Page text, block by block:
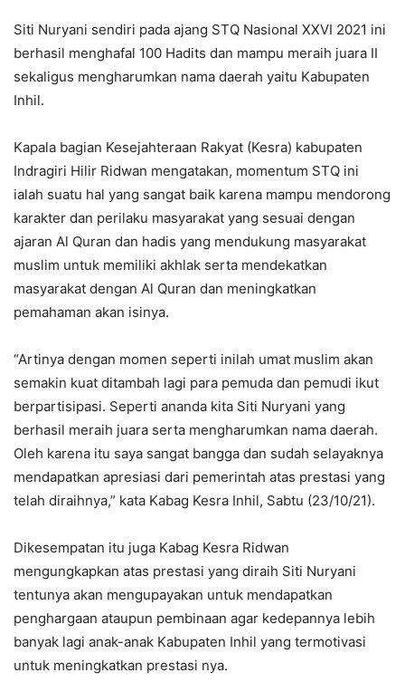
Siti Nuryani sendiri pada ajang STQ Nasional XXVI 2021 ini
berhasil menghafal 100 Hadits dan mampu meraih juara II
sekaligus mengharumkan nama daerah yaitu Kabupaten
Inhil.
Kapala bagian Kesejahteraan Rakyat (Kesra) kabupaten
Indragiri Hilir Ridwan mengatakan, momentum STQ ini
ialah suatu hal yang sangat baik karena mampu mendorong
karakter dan perilaku masyarakat yang sesuai dengan
ajaran Al Quran dan hadis yang mendukung masyarakat
muslim untuk memiliki akhlak serta mendekatkan
masyarakat dengan Al Quran dan meningkatkan
pemahaman akan isinya.
“Artinya dengan momen seperti inilah umat muslim akan
semakin kuat ditambah lagi para pemuda dan pemudi ikut
berpartisipasi. Seperti ananda kita Siti Nuryani yang
berhasil meraih juara serta mengharumkan nama daerah.
Oleh karena itu saya sangat bangga dan sudah selayaknya
mendapatkan apresiasi dari pemerintah atas prestasi yang
telah diraihnya,” kata Kabag Kesra Inhil, Sabtu (23/10/21).
Dikesempatan itu juga Kabag Kesra Ridwan
mengungkapkan atas prestasi yang diraih Siti Nuryani
tentunya akan mengupayakan untuk mendapatkan
penghargaan ataupun pembinaan agar kedepannya lebih
banyak lagi anak-anak Kabupaten Inhil yang termotivasi
untuk meningkatkan prestasi nya.